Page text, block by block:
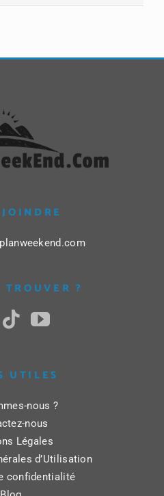
TROUVER ?
UTILES
nous ?
nous
Légales
d’Utilisation
confidentialité